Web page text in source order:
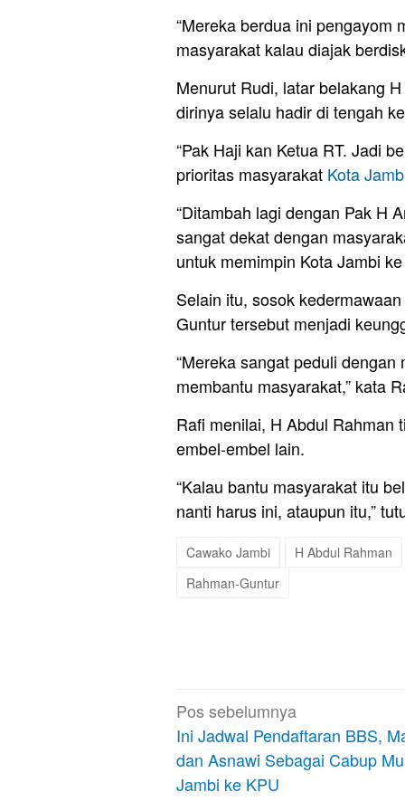
“Mereka berdua ini pengayom
masyarakat kalau diajak
Menurut Rudi, latar belakang
dirinya selalu hadir di tengah
“Pak Haji kan Ketua RT. Jadi
prioritas masyarakat Kota
“Ditambah lagi dengan Pak H
sangat dekat dengan
untuk memimpin Kota Jambi
Selain itu, sosok
Guntur tersebut menjadi
“Mereka sangat peduli
membantu masyarakat,” kata
Rafi menilai, H Abdul Rahman
embel-embel lain.
“Kalau bantu masyarakat itu
nanti harus ini, ataupun itu,”
Cawako Jambi
H Abdul Rahman
Rahman-Guntur
Navigasi
pos
Pos sebelumnya
Ini Jadwal Pendaftaran BBS,
dan Asnawi Sebagai Cabup
Jambi ke KPU